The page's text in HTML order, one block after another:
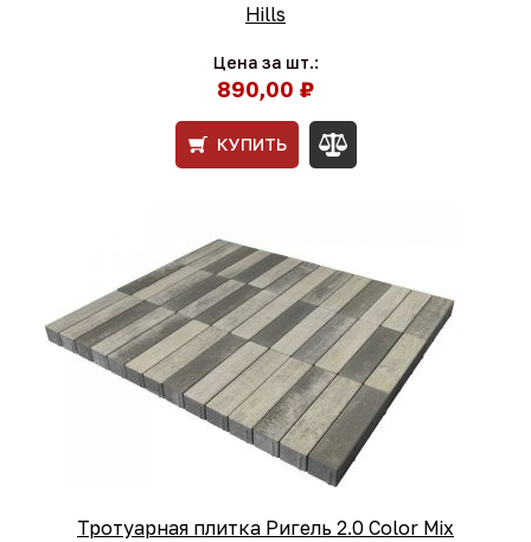
Hills
Цена за шт.:
890,00 ₽
КУПИТЬ
Тротуарная плитка Ригель 2.0 Color Mix